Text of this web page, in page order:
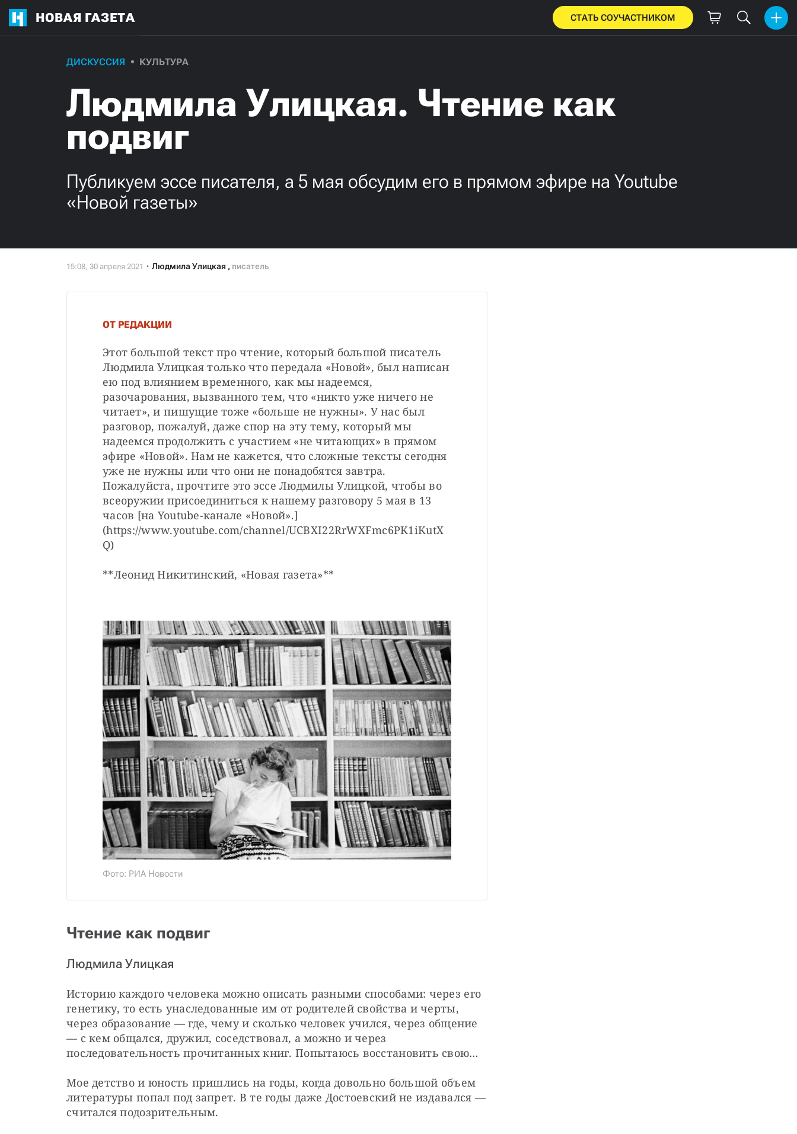
НОВАЯ ГАЗЕТА СТАТЬ СОУЧАСТНИКОМ
ДИСКУССИЯ КУЛЬТУРА
Людмила Улицкая. Чтение как
подвиг
Публикуем эссе писателя, а 5 мая обсудим его в прямом эфире на Youtube
«Новой газеты»
Людмила Улицкая , писатель
ОТ РЕДАКЦИИ
Этот большой текст про чтение, который большой писатель
Людмила Улицкая только что передала «Новой», был написан
ею под влиянием временного, как мы надеемся,
разочарования, вызванного тем, что «никто уже ничего не
читает», и пишущие тоже «больше не нужны». У нас был
разговор, пожалуй, даже спор на эту тему, который мы
надеемся продолжить с участием «не читающих» в прямом
эфире «Новой». Нам не кажется, что сложные тексты сегодня
уже не нужны или что они не понадобятся завтра.
Пожалуйста, прочтите это эссе Людмилы Улицкой, чтобы во
всеоружии присоединиться к нашему разговору 5 мая в 13
часов [на Youtube-канале «Новой».]
(https://www.youtube.com/channel/UCBXI22RrWXFmc6PK1iKutX
Q)
**Леонид Никитинский, «Новая газета»**
Фото: РИА Новости
Чтение как подвиг
Людмила Улицкая
Историю каждого человека можно описать разными способами: через его
генетику, то есть унаследованные им от родителей свойства и черты,
через образование — где, чему и сколько человек учился, через общение
— с кем общался, дружил, соседствовал, а можно и через
последовательность прочитанных книг. Попытаюсь восстановить свою…
Мое детство и юность пришлись на годы, когда довольно большой объем
литературы попал под запрет. В те годы даже Достоевский не издавался —
считался подозрительным.